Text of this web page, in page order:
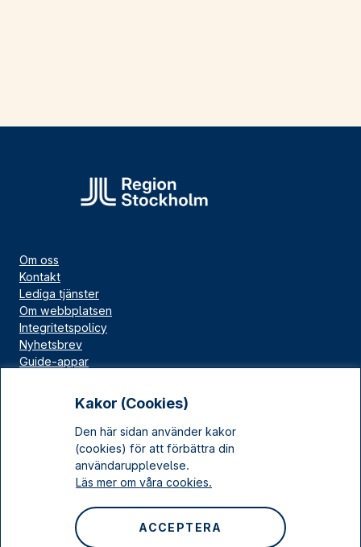
Kakor (Cookies)
Den här sidan använder kakor
(cookies) för att förbättra din
användarupplevelse.
Läs mer om våra cookies.
ACCEPTERA
Om oss
Kontakt
Lediga tjänster
Om webbplatsen
Integritetspolicy
Nyhetsbrev
Guide-appar
Kulturarv Stockholm
Sociala medier
Instagram
LinkedIn